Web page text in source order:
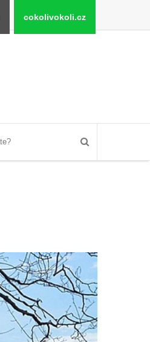
cokolivokoli.cz